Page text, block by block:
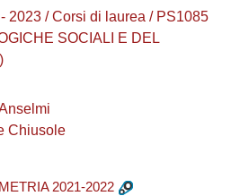
2023 / Corsi di laurea / PS1085
SOCIALI E DEL
Chiusole
2021-2022